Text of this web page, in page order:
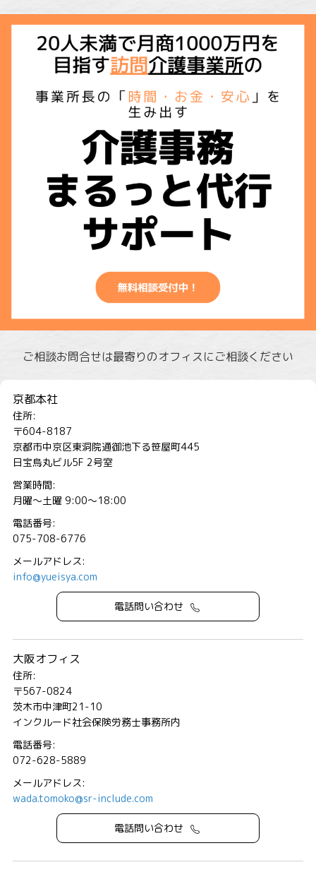
ご相談お問合せは最寄りのオフィスにご相談ください
京都本社
住所:
〒604-8187
京都市中京区東洞院通御池下る笹屋町445
日宝烏丸ビル5F 2号室
営業時間:
月曜～土曜 9:00～18:00
電話番号:
075-708-6776
メールアドレス:
info@yueisya.com
電話問い合わせ
大阪オフィス
住所:
〒567-0824
茨木市中津町21-10
インクルード社会保険労務士事務所内
電話番号:
072-628-5889
メールアドレス:
wada.tomoko@sr-include.com
電話問い合わせ